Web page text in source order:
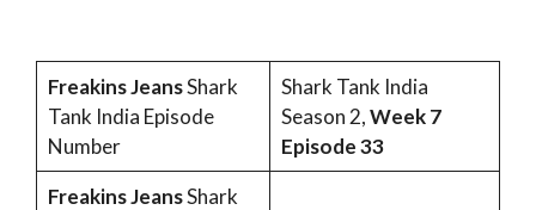
Freakins JeansShark
Tank India Episode
Number
Shark Tank India
Season 2,Week 7
Episode 33
Freakins JeansShark